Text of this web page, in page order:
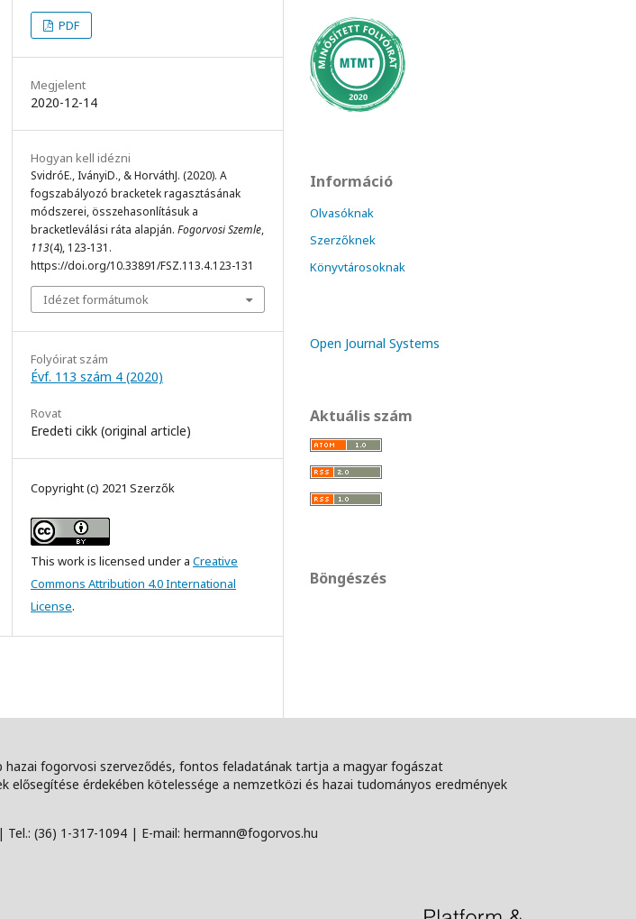
PDF
Megjelent
2020-12-14
Hogyan kell idézni
SvidróE., IványiD., & HorváthJ. (2020). A
fogszabályozó bracketek ragasztásának
módszerei, összehasonlításuk a
bracketleválási ráta alapján. Fogorvosi Szemle,
113(4), 123-131.
https://doi.org/10.33891/FSZ.113.4.123-131
Idézet formátumok
Folyóirat szám
Évf. 113 szám 4 (2020)
Rovat
Eredeti cikk (original article)
Copyright (c) 2021 Szerzők
This work is licensed under a Creative
Commons Attribution 4.0 International
License.
Információ
Olvasóknak
Szerzőknek
Könyvtárosoknak
Open Journal Systems
Aktuális szám
Böngészés
hazai fogorvosi szerveződés, fontos feladatának tartja a magyar fogászat
érdekében kötelessége a nemzetközi és hazai tudományos eredmények
(36) 1-317-1094 | E-mail: hermann@fogorvos.hu